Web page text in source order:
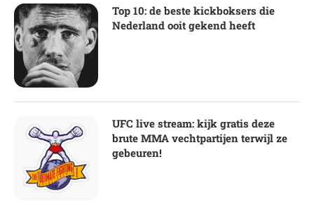
Top 10: de beste kickboksers die
Nederland ooit gekend heeft
UFC live stream: kijk gratis deze
brute MMA vechtpartijen terwijl ze
gebeuren!